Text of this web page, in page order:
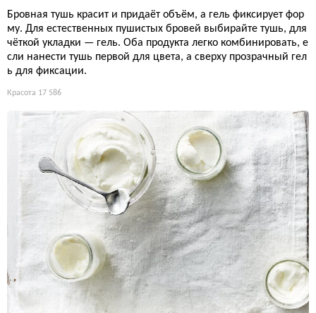
Бровная тушь красит и придаёт объём, а гель фиксирует фор
му. Для естественных пушистых бровей выбирайте тушь, для
чёткой укладки — гель. Оба продукта легко комбинировать, е
сли нанести тушь первой для цвета, а сверху прозрачный гел
ь для фиксации.
Красота 17 586